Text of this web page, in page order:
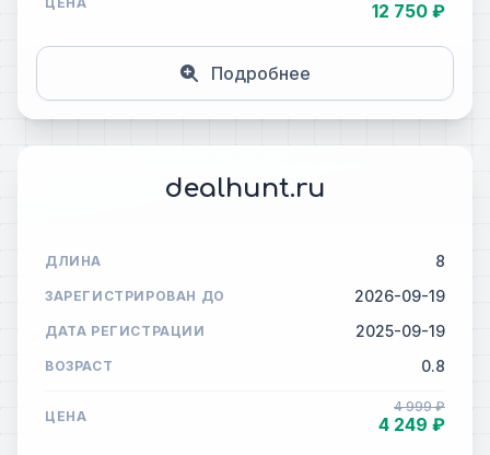
12 750 ₽
Подробнее
dealhunt.ru
ДЛИНА 8
ЗАРЕГИСТРИРОВАН ДО 2026-09-19
ДАТА РЕГИСТРАЦИИ 2025-09-19
ВОЗРАСТ 0.8
ЦЕНА
4 999 ₽
4 249 ₽